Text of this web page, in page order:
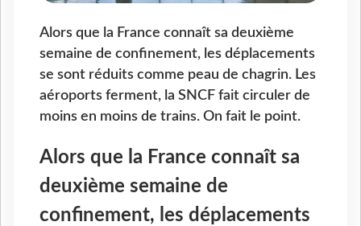
Alors que la France connaît sa deuxième
semaine de confinement, les déplacements
se sont réduits comme peau de chagrin. Les
aéroports ferment, la SNCF fait circuler de
moins en moins de trains. On fait le point.
Alors que la France connaît sa
deuxième semaine de
confinement, les déplacements